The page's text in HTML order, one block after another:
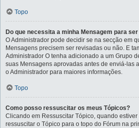
Topo
Do que necessita a minha Mensagem para
O Administrador pode decidir se na secção em
Mensagens precisem ser revisadas ou não. E
Administrador O tenha adicionado a um Grupo
suas Mensagens aprovadas antes de enviá-las
o Administrador para maiores informações.
Topo
Como posso ressuscitar os meus Tópicos?
Clicando em Ressuscitar Tópico, quando
ressuscitar o Tópico para o topo do Fórum na